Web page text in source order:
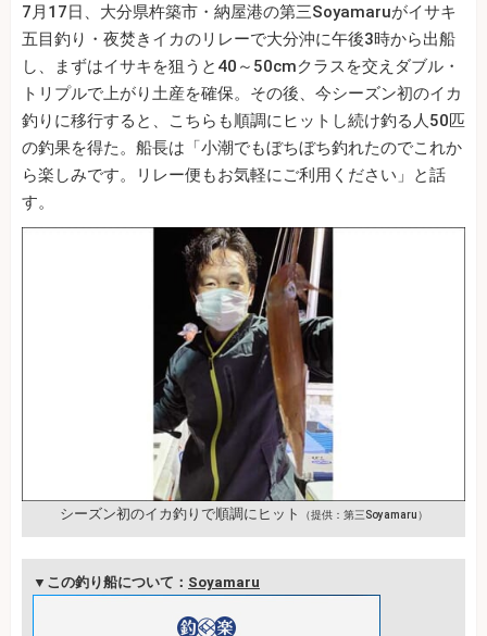
7月17日、大分県杵築市・納屋港の第三Soyamaruがイサキ
五目釣り・夜焚きイカのリレーで大分沖に午後3時から出船
し、まずはイサキを狙うと40～50cmクラスを交えダブル・
トリプルで上がり土産を確保。その後、今シーズン初のイカ
釣りに移行すると、こちらも順調にヒットし続け釣る人50匹
の釣果を得た。船長は「小潮でもぼちぼち釣れたのでこれか
ら楽しみです。リレー便もお気軽にご利用ください」と話
す。
シーズン初のイカ釣りで順調にヒット （提供：第三Soyamaru）
▼この釣り船について： Soyamaru